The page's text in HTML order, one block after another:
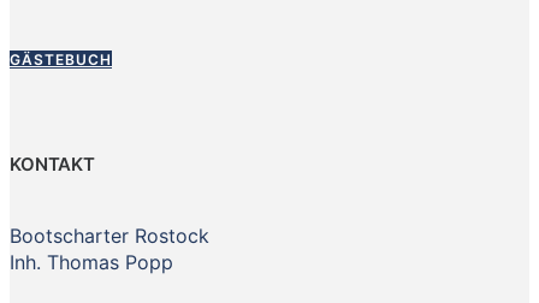
GÄSTEBUCH
KONTAKT
Bootscharter Rostock
Inh. Thomas Popp